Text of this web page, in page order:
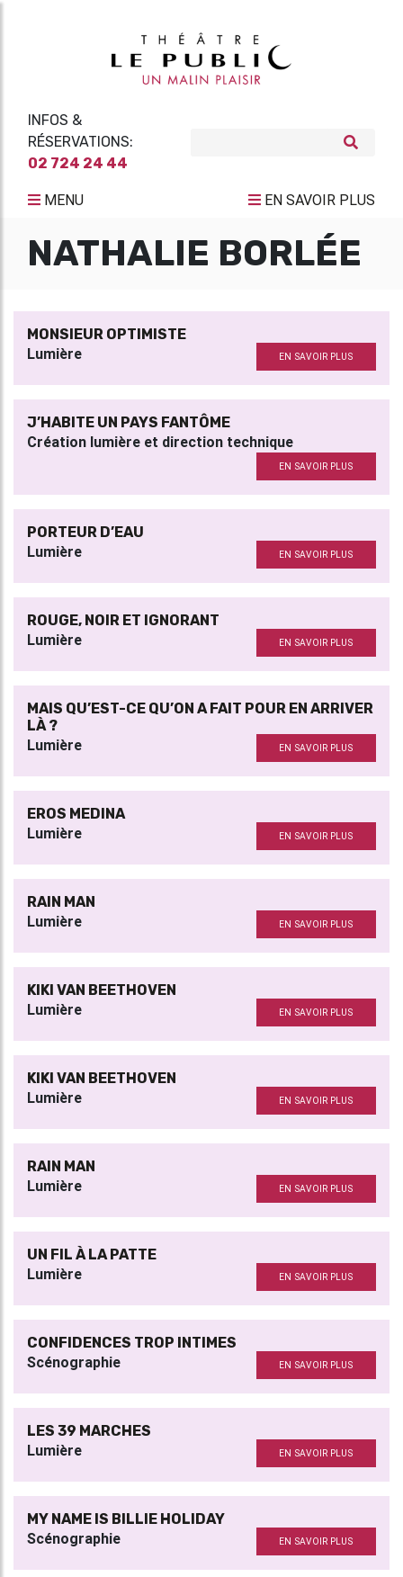
INFOS &
RÉSERVATIONS:
02 724 24 44
MENU EN SAVOIR PLUS
NATHALIE BORLÉE
MONSIEUR OPTIMISTE
Lumière EN SAVOIR PLUS
J’HABITE UN PAYS FANTÔME
Création lumière et direction technique
EN SAVOIR PLUS
PORTEUR D’EAU
Lumière EN SAVOIR PLUS
ROUGE, NOIR ET IGNORANT
Lumière EN SAVOIR PLUS
MAIS QU’EST-CE QU’ON A FAIT POUR EN ARRIVER
LÀ ?
Lumière EN SAVOIR PLUS
EROS MEDINA
Lumière EN SAVOIR PLUS
RAIN MAN
Lumière EN SAVOIR PLUS
KIKI VAN BEETHOVEN
Lumière EN SAVOIR PLUS
KIKI VAN BEETHOVEN
Lumière EN SAVOIR PLUS
RAIN MAN
Lumière EN SAVOIR PLUS
UN FIL À LA PATTE
Lumière EN SAVOIR PLUS
CONFIDENCES TROP INTIMES
Scénographie EN SAVOIR PLUS
LES 39 MARCHES
Lumière EN SAVOIR PLUS
MY NAME IS BILLIE HOLIDAY
Scénographie EN SAVOIR PLUS